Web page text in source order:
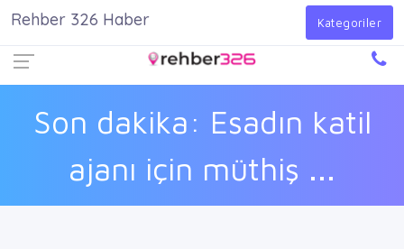
Giriş Yap
Son dakika: Esadın katil
ajanı için müthiş ...
Rehber 326 Haber Kategoriler